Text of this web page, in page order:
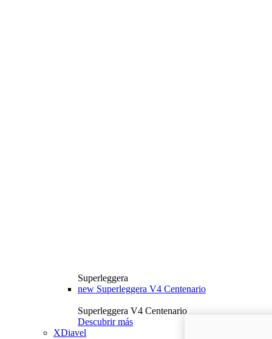
Superleggera
new Superleggera V4 Centenario
Superleggera V4 Centenario
Descubrir más
XDiavel